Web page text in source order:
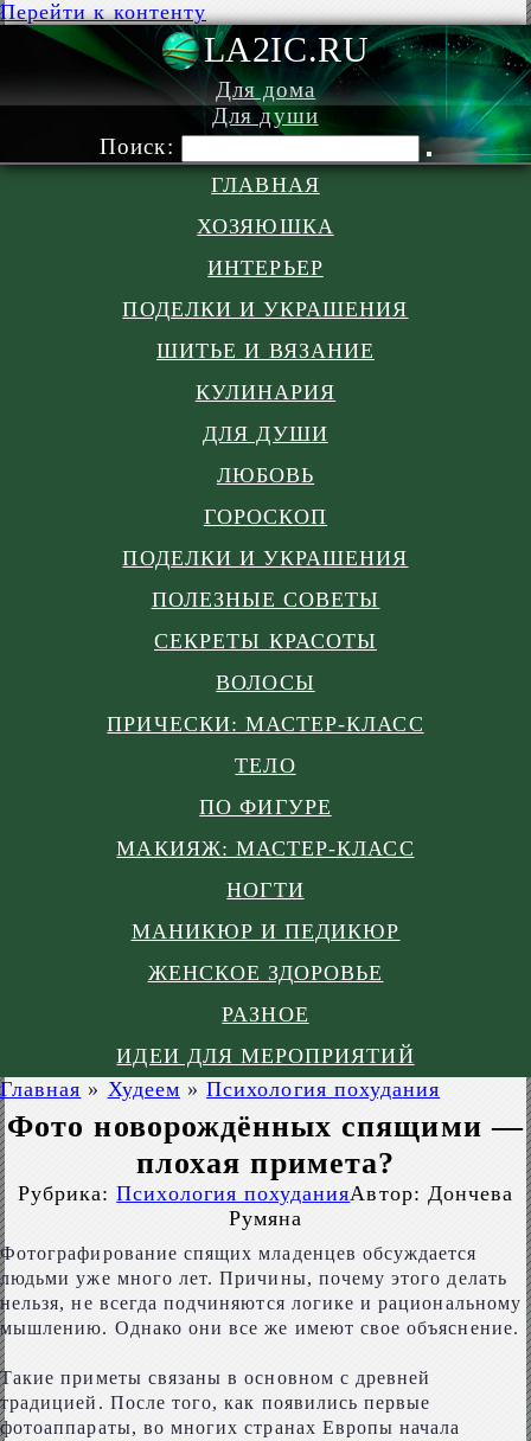
Перейти к контенту
LA2IC.RU
Для дома
Для души
Поиск:
ГЛАВНАЯ
ХОЗЯЮШКА
ИНТЕРЬЕР
ПОДЕЛКИ И УКРАШЕНИЯ
ШИТЬЕ И ВЯЗАНИЕ
КУЛИНАРИЯ
ДЛЯ ДУШИ
ЛЮБОВЬ
ГОРОСКОП
ПОДЕЛКИ И УКРАШЕНИЯ
ПОЛЕЗНЫЕ СОВЕТЫ
СЕКРЕТЫ КРАСОТЫ
ВОЛОСЫ
ПРИЧЕСКИ: МАСТЕР-КЛАСС
ТЕЛО
ПО ФИГУРЕ
МАКИЯЖ: МАСТЕР-КЛАСС
НОГТИ
МАНИКЮР И ПЕДИКЮР
ЖЕНСКОЕ ЗДОРОВЬЕ
РАЗНОЕ
ИДЕИ ДЛЯ МЕРОПРИЯТИЙ
Главная » Худеем » Психология похудания
Фото новорождённых спящими —
плохая примета?
Рубрика: Психология похуданияАвтор: Дончева
Румяна
Фотографирование спящих младенцев обсуждается
людьми уже много лет. Причины, почему этого делать
нельзя, не всегда подчиняются логике и рациональному
мышлению. Однако они все же имеют свое объяснение.
Такие приметы связаны в основном с древней
традицией. После того, как появились первые
фотоаппараты, во многих странах Европы начала